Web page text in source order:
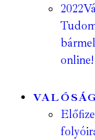
2022
online!